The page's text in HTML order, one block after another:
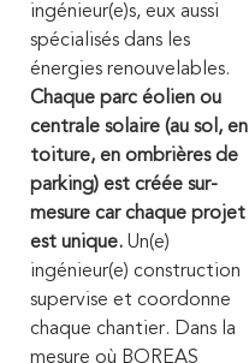
ingénieur(e)s, eux aussi
spécialisés dans les
énergies renouvelables.
Chaque parc éolien ou
centrale solaire (au sol, en
toiture, en ombrières de
parking) est créée sur-
mesure car chaque projet
est unique. Un(e)
ingénieur(e) construction
supervise et coordonne
chaque chantier. Dans la
mesure où BOREAS